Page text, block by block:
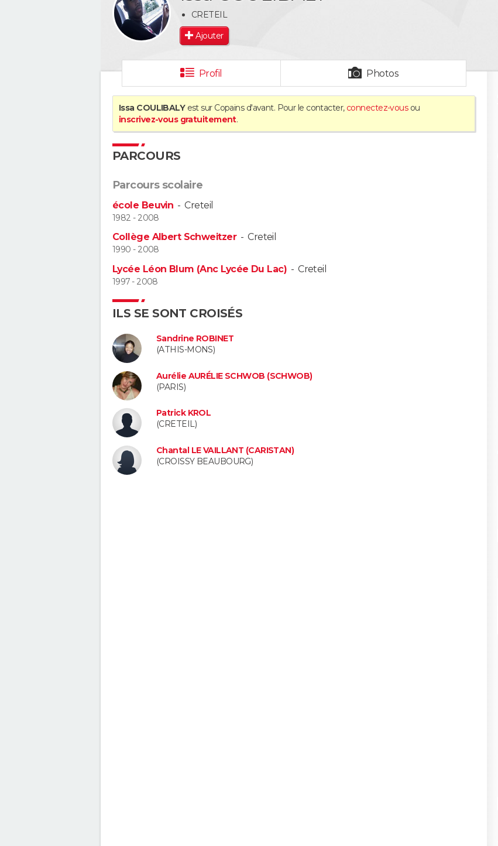
CRETEIL
Ajouter
Profil Photos
Issa COULIBALYest sur Copains d'avant. Pour le contacter, connectez-vousou
inscrivez-vous gratuitement.
PARCOURS
Parcours scolaire
école Beuvin -Creteil
1982 - 2008
Collège Albert Schweitzer-Creteil
1990 - 2008
Lycée Léon Blum (Anc Lycée Du Lac)-Creteil
1997 - 2008
ILS SE SONT CROISÉS
Sandrine ROBINET
(ATHIS-MONS)
Aurélie AURÉLIE SCHWOB (SCHWOB)
(PARIS)
Patrick KROL
(CRETEIL)
Chantal LE VAILLANT (CARISTAN)
(CROISSY BEAUBOURG)